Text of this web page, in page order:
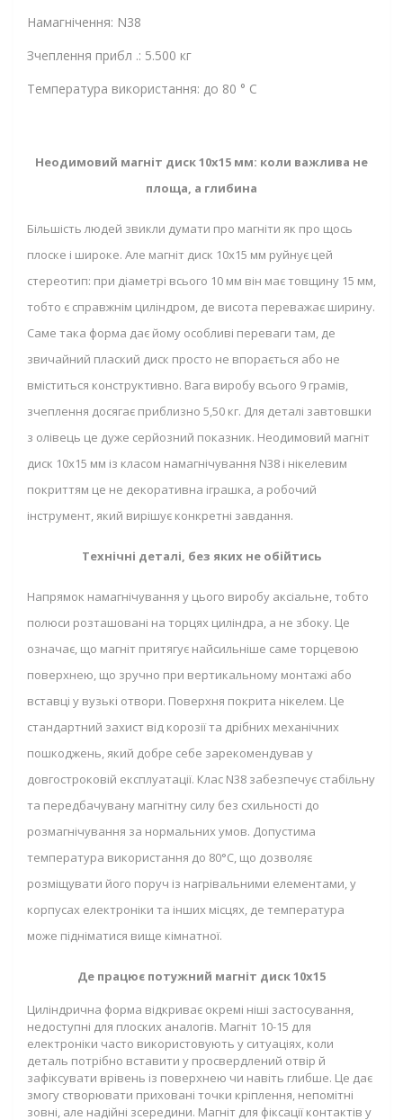
Намагнічення: N38
Зчеплення прибл .: 5.500 кг
Температура використання: до 80 ° C
Неодимовий магніт диск 10х15 мм: коли важлива не
площа, а глибина
Більшість людей звикли думати про магніти як про щось
плоске і широке. Але магніт диск 10х15 мм руйнує цей
стереотип: при діаметрі всього 10 мм він має товщину 15 мм,
тобто є справжнім циліндром, де висота переважає ширину.
Саме така форма дає йому особливі переваги там, де
звичайний плаский диск просто не впорається або не
вміститься конструктивно. Вага виробу всього 9 грамів,
зчеплення досягає приблизно 5,50 кг. Для деталі завтовшки
з олівець це дуже серйозний показник. Неодимовий магніт
диск 10x15 мм із класом намагнічування N38 і нікелевим
покриттям це не декоративна іграшка, а робочий
інструмент, який вирішує конкретні завдання.
Технічні деталі, без яких не обійтись
Напрямок намагнічування у цього виробу аксіальне, тобто
полюси розташовані на торцях циліндра, а не збоку. Це
означає, що магніт притягує найсильніше саме торцевою
поверхнею, що зручно при вертикальному монтажі або
вставці у вузькі отвори. Поверхня покрита нікелем. Це
стандартний захист від корозії та дрібних механічних
пошкоджень, який добре себе зарекомендував у
довгостроковій експлуатації. Клас N38 забезпечує стабільну
та передбачувану магнітну силу без схильності до
розмагнічування за нормальних умов. Допустима
температура використання до 80°C, що дозволяє
розміщувати його поруч із нагрівальними елементами, у
корпусах електроніки та інших місцях, де температура
може підніматися вище кімнатної.
Де працює потужний магніт диск 10x15
Циліндрична форма відкриває окремі ніші застосування,
недоступні для плоских аналогів. Магніт 10-15 для
електроніки часто використовують у ситуаціях, коли
деталь потрібно вставити у просвердлений отвір й
зафіксувати врівень із поверхнею чи навіть глибше. Це дає
змогу створювати приховані точки кріплення, непомітні
зовні, але надійні зсередини. Магніт для фіксації контактів у